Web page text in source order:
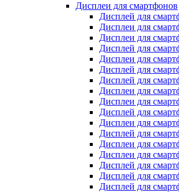
Дисплеи для смартфонов
Дисплей для
Дисплеи для
Дисплеи для
Дисплей для
Дисплеи для
Дисплей для
Дисплей для
Дисплеи для
Дисплеи для
Дисплей для
Дисплеи для
Дисплей для
Дисплеи для
Дисплеи для
Дисплей для
Дисплей для
Дисплей для